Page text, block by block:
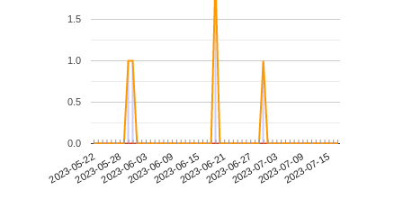
2023-05-222023-05-282023-06-032023-06-092023-06-152023-06-212023-06-272023-07-032023-07-092023-07-15
0.0
0.5
1.0
1.5